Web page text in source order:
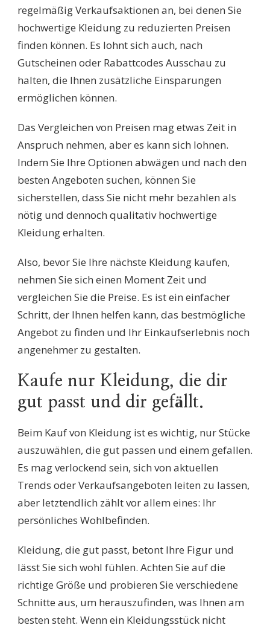
regelmäßig Verkaufsaktionen an, bei denen Sie
hochwertige Kleidung zu reduzierten Preisen
finden können. Es lohnt sich auch, nach
Gutscheinen oder Rabattcodes Ausschau zu
halten, die Ihnen zusätzliche Einsparungen
ermöglichen können.
Das Vergleichen von Preisen mag etwas Zeit in
Anspruch nehmen, aber es kann sich lohnen.
Indem Sie Ihre Optionen abwägen und nach den
besten Angeboten suchen, können Sie
sicherstellen, dass Sie nicht mehr bezahlen als
nötig und dennoch qualitativ hochwertige
Kleidung erhalten.
Also, bevor Sie Ihre nächste Kleidung kaufen,
nehmen Sie sich einen Moment Zeit und
vergleichen Sie die Preise. Es ist ein einfacher
Schritt, der Ihnen helfen kann, das bestmögliche
Angebot zu finden und Ihr Einkaufserlebnis noch
angenehmer zu gestalten.
Kaufe nur Kleidung, die dir
gut passt und dir gefällt.
Beim Kauf von Kleidung ist es wichtig, nur Stücke
auszuwählen, die gut passen und einem gefallen.
Es mag verlockend sein, sich von aktuellen
Trends oder Verkaufsangeboten leiten zu lassen,
aber letztendlich zählt vor allem eines: Ihr
persönliches Wohlbefinden.
Kleidung, die gut passt, betont Ihre Figur und
lässt Sie sich wohl fühlen. Achten Sie auf die
richtige Größe und probieren Sie verschiedene
Schnitte aus, um herauszufinden, was Ihnen am
besten steht. Wenn ein Kleidungsstück nicht